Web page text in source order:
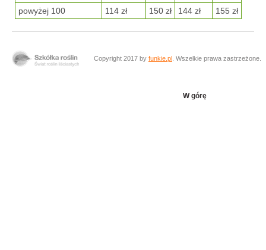
powyżej 100
114 zł 150 zł 144 zł 155 zł
Copyright 2017 by funkie.pl . Wszelkie prawa zastrzeżone.
W górę